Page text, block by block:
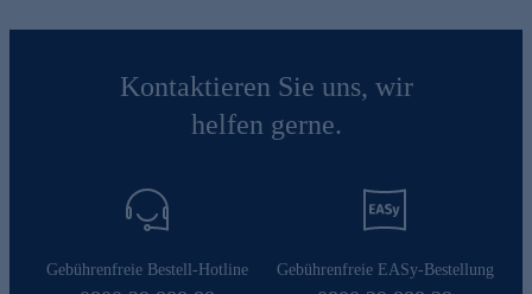
Kontaktieren Sie uns, wir
helfen gerne.
Gebührenfreie Bestell-Hotline Gebührenfreie EASy-Bestellung